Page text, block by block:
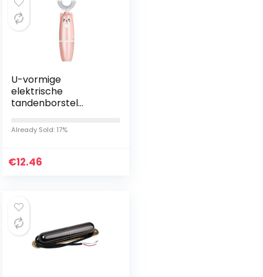
U-vormige
elektrische
tandenborstel
Handheld Kids
Automatische Sonic
elektrische…
Already Sold: 17%
€12.46